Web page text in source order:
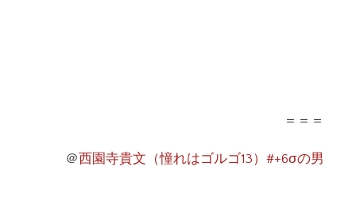
＝＝＝
＠西園寺貴文（憧れはゴルゴ13）#+6σの男